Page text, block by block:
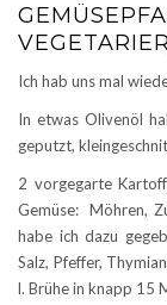
Ich hab uns mal
In etwas Olivenöl
geputzt,
2 vorgegarte
Gemüse: Möhren,
habe ich dazu
Salz, Pfeffer,
l. Brühe in knapp 15